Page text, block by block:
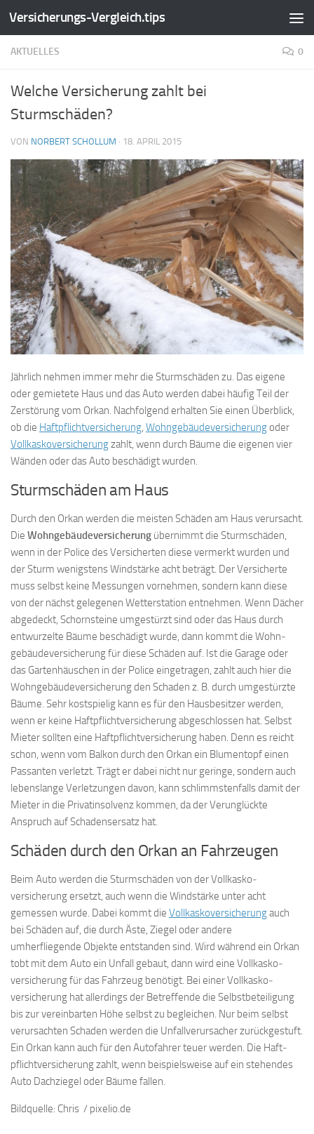
Zum Inhalt springen
Versicherungs-Vergleich.tips
AKTUELLES 0
Welche Versicherung zahlt bei
Sturmschäden?
VON NORBERT SCHOLLUM · 18. APRIL 2015
Jährlich nehmen immer mehr die Sturmschäden zu. Das eigene
oder gemietete Haus und das Auto werden dabei häufig Teil der
Zerstörung vom Orkan. Nachfolgend erhalten Sie einen Überblick,
ob die Haft­pflicht­versicherung, Wohn­gebäude­versicherungoder
Voll­kasko­versicherungzahlt, wenn durch Bäume die eigenen vier
Wänden oder das Auto beschädigt wurden.
Sturmschäden am Haus
Durch den Orkan werden die meisten Schäden am Haus verursacht.
Die Wohn­gebäude­versicherung übernimmt die Sturmschäden,
wenn in der Police des Versicherten diese vermerkt wurden und
der Sturm wenigstens Windstärke acht beträgt. Der Versicherte
muss selbst keine Messungen vornehmen, sondern kann diese
von der nächst gelegenen Wetterstation entnehmen. Wenn Dächer
abgedeckt, Schornsteine umgestürzt sind oder das Haus durch
entwurzelte Bäume beschädigt wurde, dann kommt die Wohn­
gebäude­versicherung für diese Schäden auf. Ist die Garage oder
das Gartenhäuschen in der Police eingetragen, zahlt auch hier die
Wohn­gebäude­versicherung den Schaden z. B. durch umgestürzte
Bäume. Sehr kostspielig kann es für den Hausbesitzer werden,
wenn er keine Haft­pflicht­versicherung abgeschlossen hat. Selbst
Mieter sollten eine Haft­pflicht­versicherung haben. Denn es reicht
schon, wenn vom Balkon durch den Orkan ein Blumentopf einen
Passanten verletzt. Trägt er dabei nicht nur geringe, sondern auch
lebenslange Verletzungen davon, kann schlimmstenfalls damit der
Mieter in die Privatinsolvenz kommen, da der Verunglückte
Anspruch auf Schadensersatz hat.
Schäden durch den Orkan an Fahrzeugen
Beim Auto werden die Sturmschäden von der Voll­kasko­
versicherung ersetzt, auch wenn die Windstärke unter acht
gemessen wurde. Dabei kommt die Voll­kasko­versicherungauch
bei Schäden auf, die durch Äste, Ziegel oder andere
umherfliegende Objekte entstanden sind. Wird während ein Orkan
tobt mit dem Auto ein Unfall gebaut, dann wird eine Voll­kasko­
versicherung für das Fahrzeug benötigt. Bei einer Voll­kasko­
versicherung hat allerdings der Betreffende die Selbstbeteiligung
bis zur vereinbarten Höhe selbst zu begleichen. Nur beim selbst
verursachten Schaden werden die Unfallverursacher zurückgestuft.
Ein Orkan kann auch für den Autofahrer teuer werden. Die Haft­
pflicht­versicherung zahlt, wenn beispielsweise auf ein stehendes
Auto Dachziegel oder Bäume fallen.
Bildquelle: Chris / pixelio.de